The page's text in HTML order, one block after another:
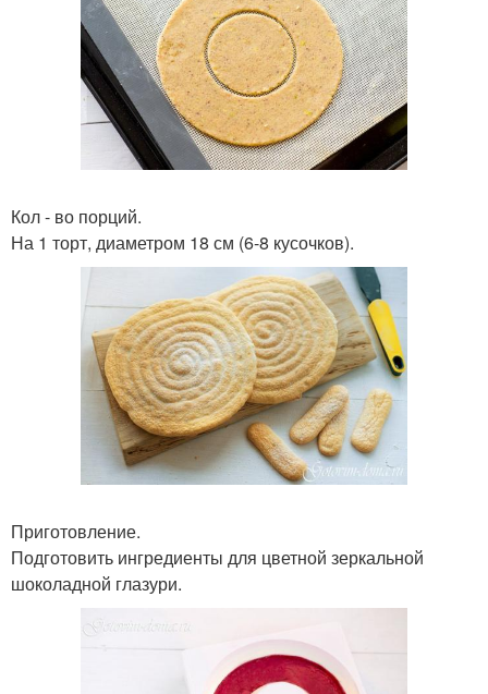
Кол - во порций.
На 1 торт, диаметром 18 см (6-8 кусочков).
Приготовление.
Подготовить ингредиенты для цветной зеркальной
шоколадной глазури.